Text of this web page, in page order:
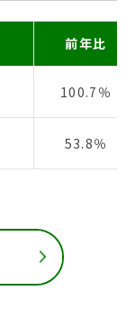
前年比
100.7％
53.8％